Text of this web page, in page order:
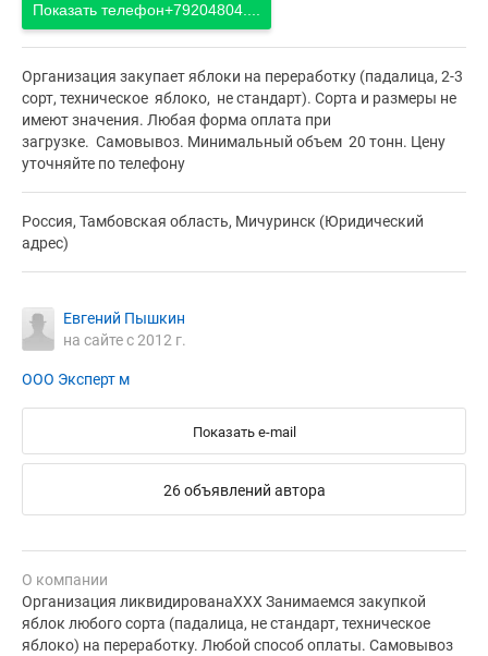
Показать телефон+79204804....
Организация закупает яблоки на переработку (падалица, 2-3
сорт, техническое яблоко, не стандарт). Сорта и размеры не
имеют значения. Любая форма оплата при
загрузке. Самовывоз. Минимальный объем 20 тонн. Цену
уточняйте по телефону
Россия, Тамбовская область, Мичуринск (Юридический
адрес)
Евгений Пышкин
на сайте с 2012 г.
ООО Эксперт м
Показать e-mail
26 объявлений автора
О компании
Организация ликвидированаХХХ Занимаемся закупкой
яблок любого сорта (падалица, не стандарт, техническое
яблоко) на переработку. Любой способ оплаты. Самовывоз